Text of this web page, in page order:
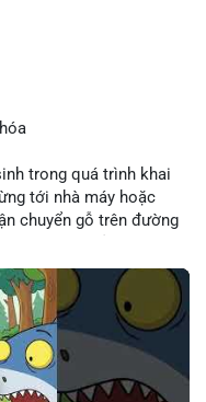
trong quá trình khai
tới nhà máy hoặc
chuyển gỗ trên đường
đẩy giúp doanh nghiệp
và kiểm soát lợi nhuận.